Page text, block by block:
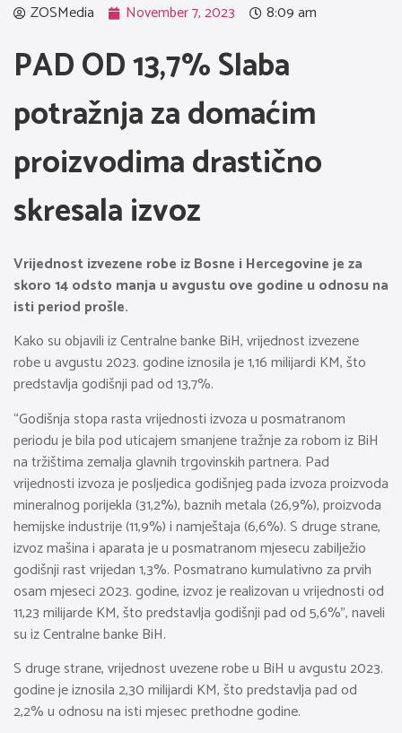
ZOSMedia November 7, 2023 8:09 am
PAD OD 13,7% Slaba
potražnja za domaćim
proizvodima drastično
skresala izvoz
Vrijednost izvezene robe iz Bosne i Hercegovine je za
skoro 14 odsto manja u avgustu ove godine u odnosu na
isti period prošle.
Kako su objavili iz Centralne banke BiH, vrijednost izvezene
robe u avgustu 2023. godine iznosila je 1,16 milijardi KM, što
predstavlja godišnji pad od 13,7%.
“Godišnja stopa rasta vrijednosti izvoza u posmatranom
periodu je bila pod uticajem smanjene tražnje za robom iz BiH
na tržištima zemalja glavnih trgovinskih partnera. Pad
vrijednosti izvoza je posljedica godišnjeg pada izvoza proizvoda
mineralnog porijekla (31,2%), baznih metala (26,9%), proizvoda
hemijske industrije (11,9%) i namještaja (6,6%). S druge strane,
izvoz mašina i aparata je u posmatranom mjesecu zabilježio
godišnji rast vrijedan 1,3%. Posmatrano kumulativno za prvih
osam mjeseci 2023. godine, izvoz je realizovan u vrijednosti od
11,23 milijarde KM, što predstavlja godišnji pad od 5,6%”, naveli
su iz Centralne banke BiH.
S druge strane, vrijednost uvezene robe u BiH u avgustu 2023.
godine je iznosila 2,30 milijardi KM, što predstavlja pad od
2,2% u odnosu na isti mjesec prethodne godine.